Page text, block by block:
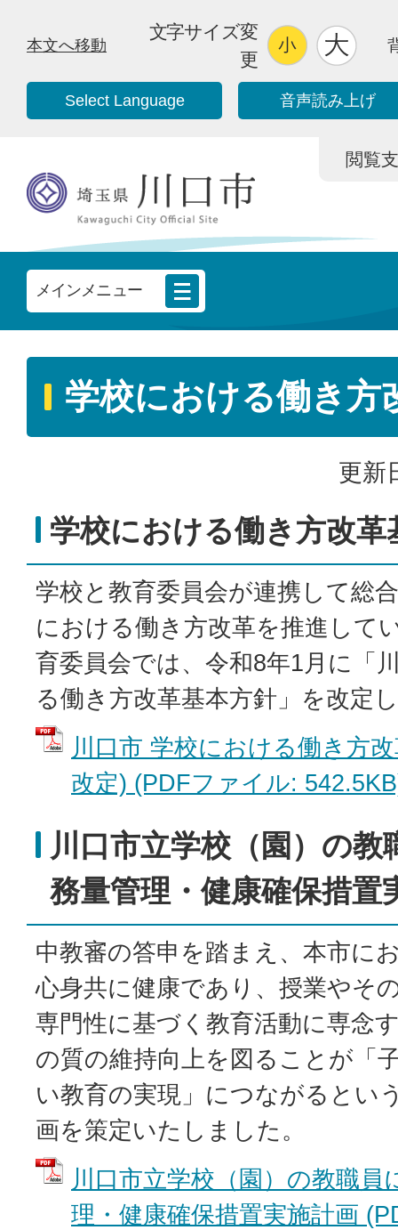
本文へ移動
文字サイズ変
更
Select Language 音声読み上げ
閲覧
メインメニュー
学校における働き方
更新
学校における働き方改革
学校と教育委員会が連携して総
における働き方改革を推進して
育委員会では、令和8年1月に「
る働き方改革基本方針」を改定
川口市 学校における働き方
改定) (PDFファイル:
川口市立学校（園）の教
務量管理・健康確保措置
中教審の答申を踏まえ、本市に
心身共に健康であり、授業やそ
専門性に基づく教育活動に専念
の質の維持向上を図ることが「
い教育の実現」につながるとい
画を策定いたしました。
川口市立学校（園）の教職員
理・健康確保措置実施計画